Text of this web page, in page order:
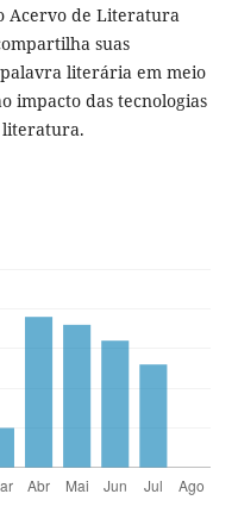
Acervo de Literatura
suas
literária em meio
impacto das tecnologias
literatura.